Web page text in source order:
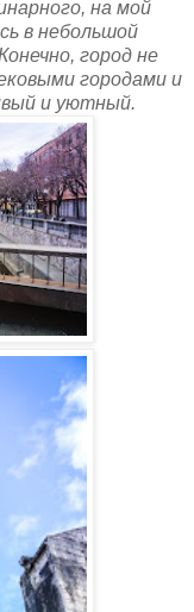
на мой
в небольшой
город не
городами и
и уютный.